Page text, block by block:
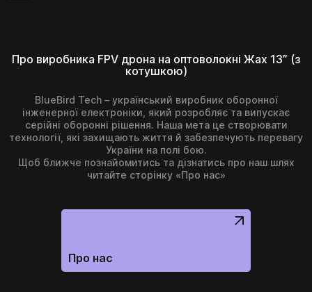
Про виробника FPV дрона на оптоволокні Жах 13” (з
котушкою)
BlueBird Tech – український виробник оборонної
інженерної електроніки, який розробляє та випускає
серійні оборонні рішення. Наша мета це створювати
технології, які захищають життя й забезпечують перевагу
України на полі бою.
Щоб ближче познайомитись та дізнатись про наш шлях
читайте сторінку «Про нас»
Про нас